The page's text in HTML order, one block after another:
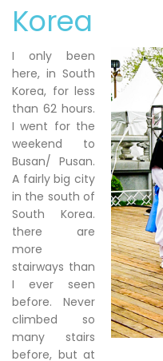
Korea
I only been
here, in South
Korea, for less
than 62 hours.
I went for the
weekend to
Busan/ Pusan.
A fairly big city
in the south of
South Korea.
there are
more
stairways than
I ever seen
before. Never
climbed so
many stairs
before, but at